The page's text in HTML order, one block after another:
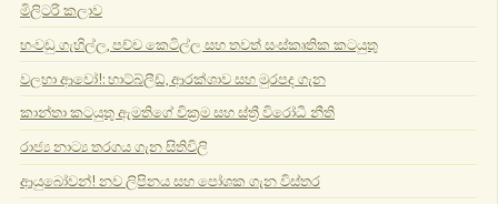
මිලිටරි කලාව
හංවඩු ගැහිල්ල, පච්ච කෙටිල්ල සහ තවත් සංස්කෘතික කටයුතු
වලහා ආවෝ!: හාට්බ්ලීඩ්, ආරක්ශාව සහ මුරපද ගැන
කාන්තා කටයුතු ඇමතිගේ වික්‍රම සහ ස්ත්‍රී විරෝධී නීති
රාජ්‍ය නාට්‍ය තරගය ගැන සිතිවිලි
ආයුබෝවන්! නව ලිපිනය සහ පෝශක ගැන විස්තර